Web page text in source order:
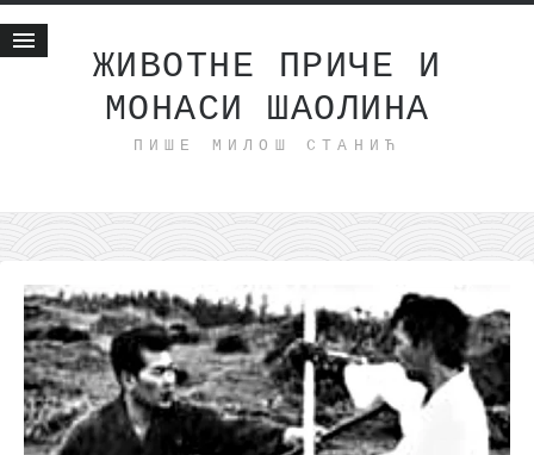
ЖИВОТНЕ ПРИЧЕ И
МОНАСИ ШАОЛИНА
ПИШЕ МИЛОШ СТАНИЋ
Животне приче
интернет пословање
исхраном до здравља
мој хаику
моменти и места
бонус садржај
светлопис